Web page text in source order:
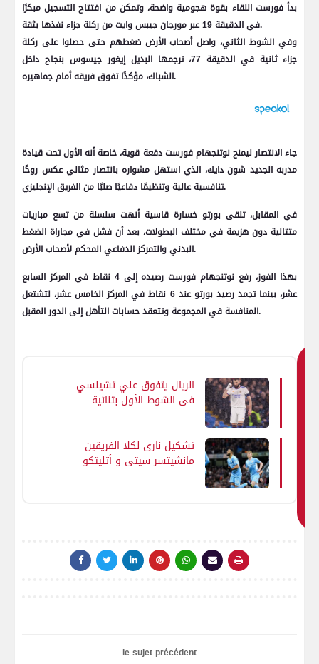
بدأ فورست اللقاء بقوة هجومية واضحة، وتمكن من افتتاح التسجيل مبكرًا
في الدقيقة 19 عبر مورجان جيبس وايت من ركلة جزاء نفذها بثقة.
وفي الشوط الثاني، واصل أصحاب الأرض ضغطهم حتى حصلوا على ركلة
جزاء ثانية في الدقيقة 77، ترجمها البديل إيغور جيسوس بنجاح داخل
الشباك، مؤكدًا تفوق فريقه أمام جماهيره.
جاء الانتصار ليمنح نوتنجهام فورست دفعة قوية، خاصة أنه الأول تحت قيادة
مدربه الجديد شون دايك، الذي استهل مشواره بانتصار مثالي عكس روحًا
تنافسية عالية وتنظيمًا دفاعيًا صلبًا من الفريق الإنجليزي.
في المقابل، تلقى بورتو خسارة قاسية أنهت سلسلة من تسع مباريات
متتالية دون هزيمة في مختلف البطولات، بعد أن فشل في مجاراة الضغط
البدني والتمركز الدفاعي المحكم لأصحاب الأرض.
بهذا الفوز، رفع نوتنجهام فورست رصيده إلى 4 نقاط في المركز السابع
عشر، بينما تجمد رصيد بورتو عند 6 نقاط في المركز الخامس عشر، لتشتعل
المنافسة في المجموعة وتتعقد حسابات التأهل إلى الدور المقبل.
الريال يتفوق علي تشيلسي
في الشوط الأول بثنائية
تشكيل نارى لكلا الفريقين
مانشيتسر سيتي و أتليتكو
le sujet précédent